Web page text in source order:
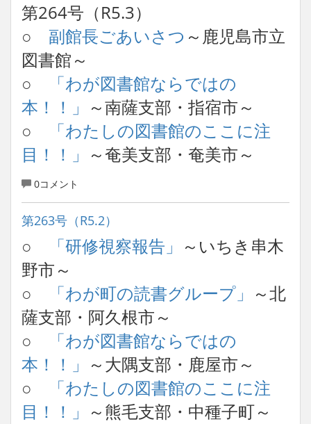
第264号（R5.3）
○ 副館長ごあいさつ ～鹿児島市立
図書館～
○
「わが図書館ならではの
本！！」 ～南薩支部・指宿市～
○
「わたしの図書館のここに注
目！！」 ～奄美支部・奄美市～
0コメント
第263号（R5.2）
○ 「研修視察報告」 ～いちき串木
野市～
○
「わが町の読書グループ」 ～北
薩支部・阿久根市～
○
「わが図書館ならではの
本！！」 ～大隅支部・鹿屋市～
○
「わたしの図書館のここに注
目！！」 ～熊毛支部・中種子町～